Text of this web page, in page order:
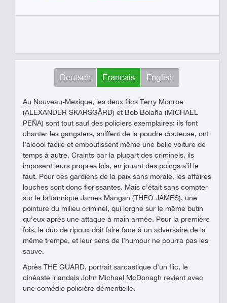
Deutsch Francais English
Au Nouveau-Mexique, les deux flics Terry Monroe
(ALEXANDER SKARSGÅRD) et Bob Bolaña (MICHAEL
PEÑA) sont tout sauf des policiers exemplaires: ils font
chanter les gangsters, sniffent de la poudre douteuse, ont
l’alcool facile et emboutissent même une belle voiture de
temps à autre. Craints par la plupart des criminels, ils
imposent leurs propres lois, en jouant des poings s’il le
faut. Pour ces gardiens de la paix sans morale, les affaires
louches sont donc florissantes. Mais c’était sans compter
sur le britannique James Mangan (THEO JAMES), une
pointure du milieu criminel, qui lorgne sur le même butin
qu’eux après une attaque à main armée. Pour la première
fois, le duo de ripoux doit faire face à un adversaire de la
même trempe, et leur sens de l’humour ne pourra pas les
sauve.
Après THE GUARD, portrait sarcastique d’un flic, le
cinéaste irlandais John Michael McDonagh revient avec
une comédie policière démentielle.